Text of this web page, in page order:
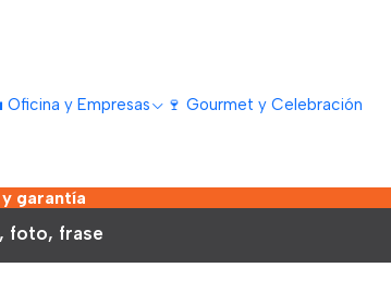
Oficina y Empresas 🍷 Gourmet y Celebración
garantía
foto, frase